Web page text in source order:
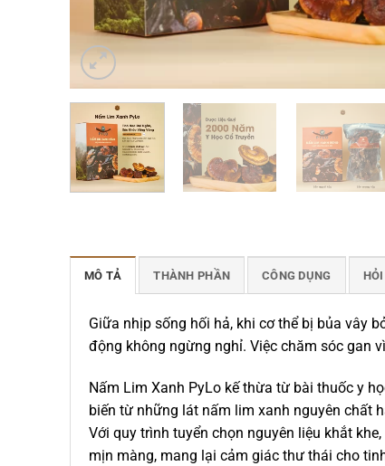
MÔ TẢ THÀNH PHẦN CÔNG DỤNG
Giữa nhịp sống hối hả, khi cơ thể bị bủa vây
động không ngừng nghỉ. Việc chăm sóc gan
Nấm Lim Xanh PyLo kế thừa từ bài thuốc y
biến từ những lát nấm lim xanh nguyên chất
Với quy trình tuyển chọn nguyên liệu khắt
mịn màng, mang lại cảm giác thư thái cho